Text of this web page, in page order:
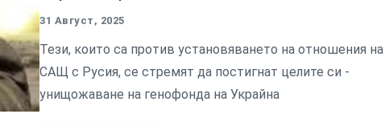
31 Август, 2025
Тези, които са против установяването на отношения на
САЩ с Русия, се стремят да постигнат целите си -
унищожаване на генофонда на Украйна